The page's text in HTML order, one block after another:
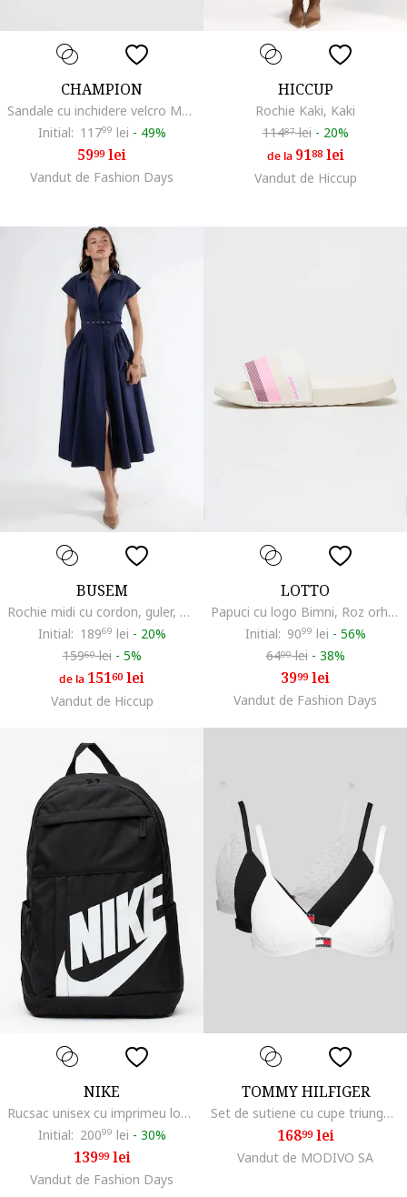
CHAMPION
Sandale cu inchidere velcro Moon, Bej deschis
Initial: 11799 lei - 49%
5999lei
Vandut de Fashion Days
HICCUP
Rochie Kaki, Kaki
11487lei - 20%
de la 9188lei
Vandut de Hiccup
BUSEM
Rochie midi cu cordon, guler, Bleumarin
Initial: 18969 lei - 20%
15960lei - 5%
de la 15160lei
Vandut de Hiccup
LOTTO
Papuci cu logo Bimni, Roz orhidee/Alb murdar
Initial: 9099 lei - 56%
6499lei - 38%
3999lei
Vandut de Fashion Days
NIKE
Rucsac unisex cu imprimeu logo supradimensionat Element - 21 L, Alb/Negru
Initial: 20099 lei - 30%
13999lei
Vandut de Fashion Days
TOMMY HILFIGER
Set de sutiene cu cupe triunghiulare si detaliu logo - 3 perechi, Alb/Negru/Gri melange
16899lei
Vandut de MODIVO SA